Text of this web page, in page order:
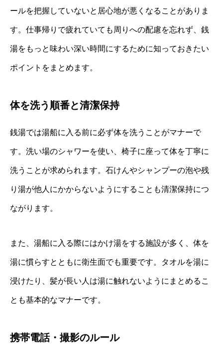
ールを把握していないと居心地が悪くなることがありま
す。仕事帰りで疲れていても周りへの配慮を忘れず、銭
湯をもっと味わい深い時間にするために知っておきたい
ポイントをまとめます。
体を洗う順番と清潔保持
銭湯では湯船に入る前に必ず体を洗うことがマナーで
す。洗い場のシャワーを使い、椅子に座って体を丁寧に
洗うことが求められます。石けんやシャンプーの泡や残
り湯が他人にかからないようにすることも清潔保持につ
ながります。
また、湯船に入る際にはかけ湯をする施設が多く、体を
湯に慣らすとともに衛生面でも重要です。タオルを湯に
浸けたり、髪が長い人は湯に触れないようにまとめるこ
とも基本的なマナーです。
携帯電話・撮影のルール